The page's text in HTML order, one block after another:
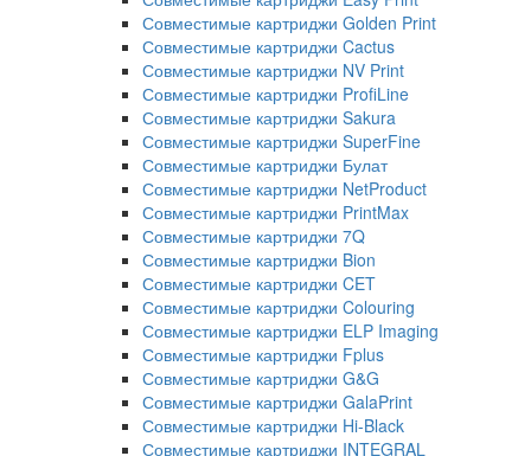
Совместимые картриджи Golden Print
Совместимые картриджи Cactus
Совместимые картриджи NV Print
Совместимые картриджи ProfiLine
Совместимые картриджи Sakura
Совместимые картриджи SuperFine
Совместимые картриджи Булат
Совместимые картриджи NetProduct
Совместимые картриджи PrintMax
Совместимые картриджи 7Q
Совместимые картриджи Bion
Совместимые картриджи CET
Совместимые картриджи Colouring
Совместимые картриджи ELP Imaging
Совместимые картриджи Fplus
Совместимые картриджи G&G
Совместимые картриджи GalaPrint
Совместимые картриджи Hi-Black
Совместимые картриджи INTEGRAL